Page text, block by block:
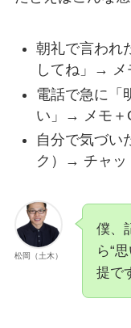
朝礼で言われ
してね」→ メ
電話で急に「
い」→ メモ＋
自分で気づい
ク）→ チャッ
松岡（土木）
僕、
ら“
提で